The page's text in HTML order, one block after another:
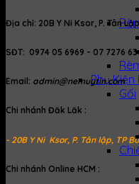
Phụ
Gối
Địa chỉ: 20B Y Ni Ksor, P. Tân
SĐT: 0974 05 6969 - 07 7276
Email: admin@nemuytin.com
Chi nhánh Đăk Lăk :
- 20B Y Ni Ksor, P. Tân lập, TP
Chi nhánh Online HCM :